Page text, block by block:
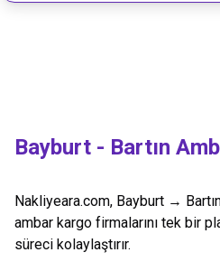
Bayburt - Bartın
Nakliyeara.com, Bayburt →
ambar kargo firmalarını tek bir
süreci kolaylaştırır.